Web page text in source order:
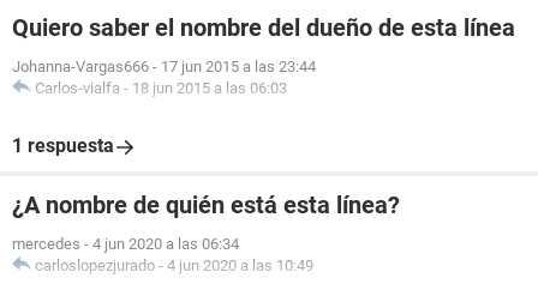
Quiero saber el nombre del dueño de esta línea
Johanna-Vargas666 - 17 jun 2015 a las 23:44
Carlos-vialfa - 18 jun 2015 a las 06:03
1 respuesta
¿A nombre de quién está esta línea?
mercedes - 4 jun 2020 a las 06:34
carloslopezjurado - 4 jun 2020 a las 10:49